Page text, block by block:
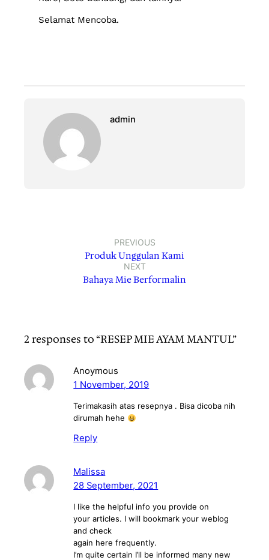
Selamat Mencoba.
admin
PREVIOUS
Produk Unggulan Kami
NEXT
Bahaya Mie Berformalin
2 responses to “RESEP MIE AYAM MANTUL”
Anoymous
1 November, 2019
Terimakasih atas resepnya . Bisa dicoba nih
dirumah hehe
Reply
Malissa
28 September, 2021
I like the helpful info you provide on
your articles. I will bookmark your weblog
and check
again here frequently.
I’m quite certain I’ll be informed many new